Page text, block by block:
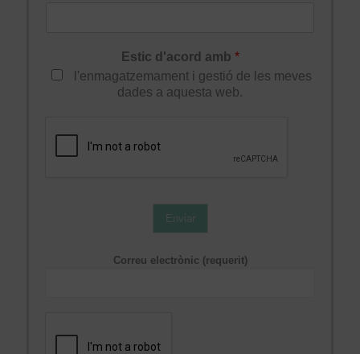
Estic d'acord amb *
l'enmagatzemament i gestió de les meves
dades a aquesta web.
Enviar
Correu electrònic (requerit)